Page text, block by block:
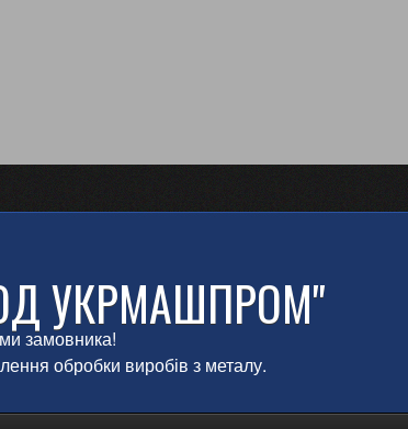
УКРМАШПРОМ"
замовника!
обробки виробів з металу.